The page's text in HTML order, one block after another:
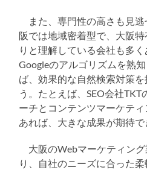
また、専門性の高さも見逃
阪では地域密着型で、大阪
りと理解している会社も多く
Googleのアルゴリズムを熟
ば、効果的な自然検索対策
う。たとえば、SEO会社
ーチとコンテンツマーケテ
あれば、大きな成果が期待で
大阪のWebマーケティン
り、自社のニーズに合った